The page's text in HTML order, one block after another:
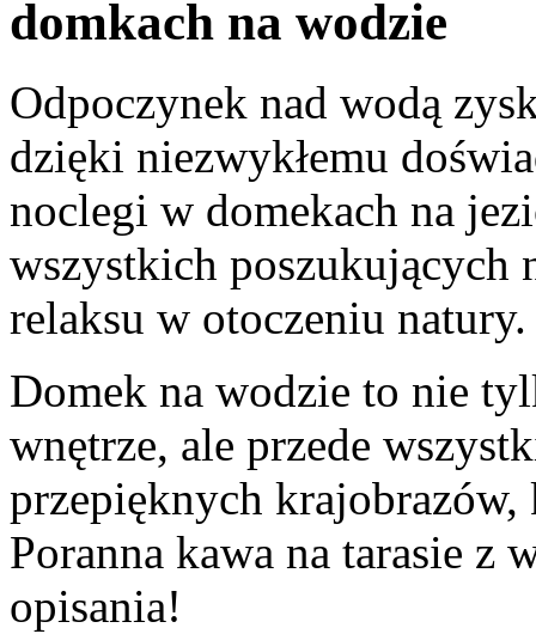
domkach na wodzie
Odpoczynek nad wodą
dzięki niezwykłemu
noclegi‌ w domekach na
wszystkich poszukujących
relaksu w otoczeniu natury.
Domek na wodzie to nie
wnętrze, ale przede
przepięknych krajobrazów,
Poranna kawa na⁣ tarasie z
opisania!